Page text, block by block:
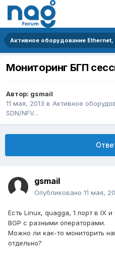
Мониторинг БГП
Автор: gsmail
11 мая, 2013 в Активное
SDN/NFV...
gsmail
Опубликовано 11 мая,
Есть Linux, quagga, 1 порт в IX
BGP с разными операторами.
Можно ли как-то мониторить
отдельно?